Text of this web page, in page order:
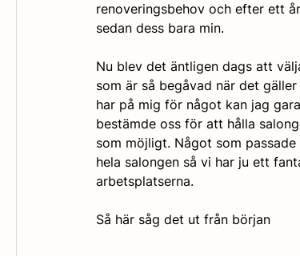
renoveringsbehov och efter ett
sedan dess bara min.
Nu blev det äntligen dags att
som är så begåvad när det
har på mig för något kan jag
bestämde oss för att hålla
som möjligt. Något som
hela salongen så vi har ju ett
arbetsplatserna.
Så här såg det ut från början